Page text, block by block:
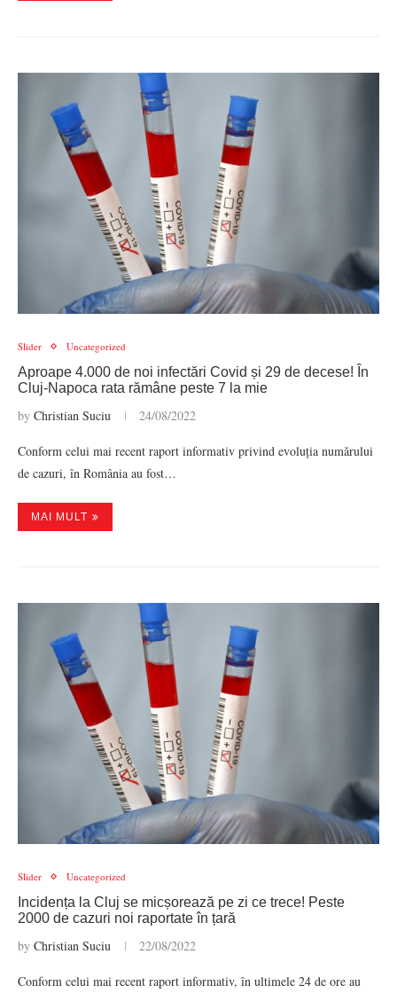
Slider Uncategorized
Aproape 4.000 de noi infectări Covid și 29 de decese! În
Cluj-Napoca rata rămâne peste 7 la mie
by Christian Suciu 24/08/2022
Conform celui mai recent raport informativ privind evoluția numărului
de cazuri, în România au fost…
MAI MULT
Slider Uncategorized
Incidența la Cluj se micșorează pe zi ce trece! Peste
2000 de cazuri noi raportate în țară
by Christian Suciu 22/08/2022
Conform celui mai recent raport informativ, în ultimele 24 de ore au